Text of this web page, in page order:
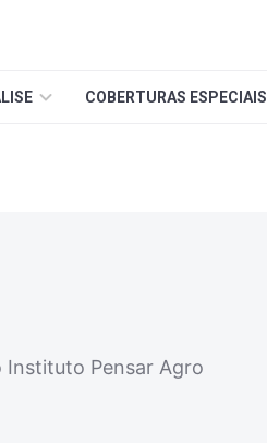
COBERTURAS ESPECIAIS
Instituto Pensar Agro